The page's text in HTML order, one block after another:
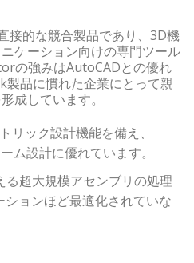
的な競合製品であり、3D機
ケーション向けの専門ツール
の強みはAutoCADとの優れ
品に慣れた企業にとって親
成しています。
リック設計機能を備え、
ム設計に優れています。
超大規模アセンブリの処理
ョンほど最適化されていな